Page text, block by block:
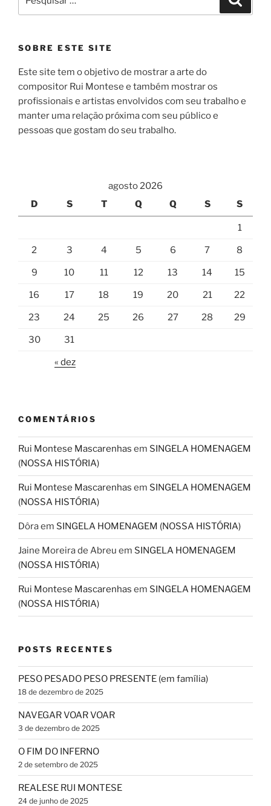
por:
SOBRE ESTE SITE
Este site tem o objetivo de mostrar a arte do
compositor Rui Montese e também mostrar os
profissionais e artistas envolvidos com seu trabalho e
manter uma relação próxima com seu público e
pessoas que gostam do seu trabalho.
agosto 2026
D
S T Q Q S S
1
2 3 4 5 6 7 8
9 10 11 12 13 14 15
16 17 18 19 20 21 22
23 24 25 26 27 28 29
30 31
« dez
COMENTÁRIOS
Rui Montese Mascarenhas em SINGELA HOMENAGEM
(NOSSA HISTÓRIA)
Rui Montese Mascarenhas em SINGELA HOMENAGEM
(NOSSA HISTÓRIA)
Dôraem SINGELA HOMENAGEM (NOSSA HISTÓRIA)
Jaine Moreira de Abreu em SINGELA HOMENAGEM
(NOSSA HISTÓRIA)
Rui Montese Mascarenhas em SINGELA HOMENAGEM
(NOSSA HISTÓRIA)
POSTS RECENTES
PESO PESADO PESO PRESENTE (em família)
18 de dezembro de 2025
NAVEGAR VOAR VOAR
3 de dezembro de 2025
O FIM DO INFERNO
2 de setembro de 2025
REALESE RUI MONTESE
24 de junho de 2025